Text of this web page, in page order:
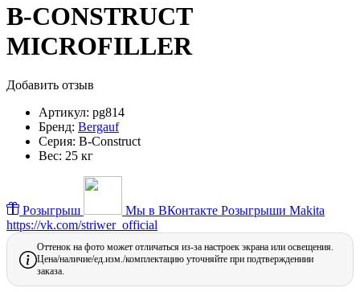
B-CONSTRUCT
MICROFILLER
Добавить отзыв
Артикул: pg814
Бренд: Bergauf
Серия: B-Construct
Вес: 25 кг
Розыгрыш Мы в ВКонтакте Розыгрыши Makita
https://vk.com/striwer_official
Оттенок на фото может отличаться из-за настроек экрана или освещения.
Цена/наличие/ед.изм./комплектацию уточняйте при подтверждениии
заказа.